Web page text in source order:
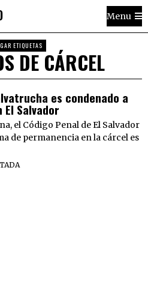
Menu
ETIQUETAS
DE CÁRCEL
es condenado a
Salvador
el Código Penal de El Salvador
de permanencia en la cárcel es